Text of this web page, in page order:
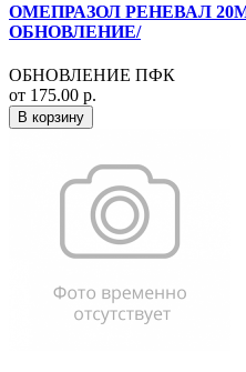
ОМЕПРАЗОЛ РЕНЕВАЛ
ОБНОВЛЕНИЕ/
ОБНОВЛЕНИЕ ПФК
от 175.00 р.
В корзину